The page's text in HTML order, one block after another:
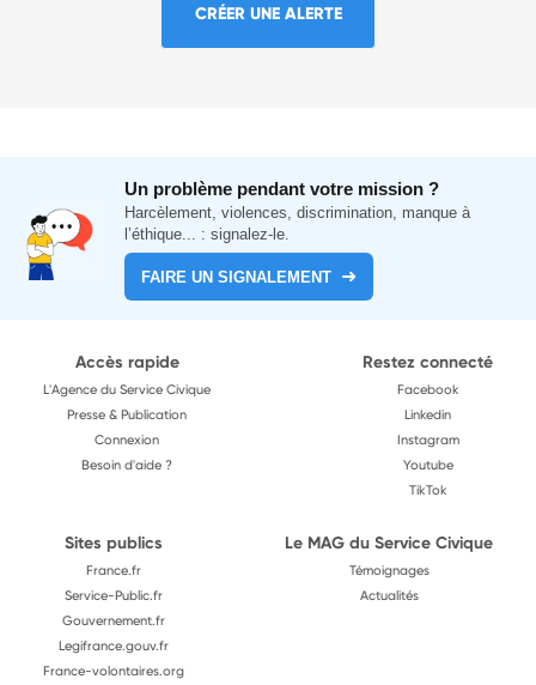
CRÉER UNE ALERTE
Un problème pendant votre mission ?
Harcèlement, violences, discrimination, manque à
l’éthique... : signalez-le.
FAIRE UN SIGNALEMENT
Accès rapide
L'Agence du Service Civique
Presse & Publication
Connexion
Besoin d'aide ?
Restez connecté
Facebook
Linkedin
Instagram
Youtube
TikTok
Sites publics
France.fr
Service-Public.fr
Gouvernement.fr
Legifrance.gouv.fr
France-volontaires.org
Le MAG du Service Civique
Témoignages
Actualités